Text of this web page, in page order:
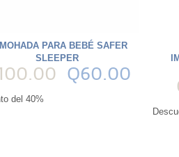
PARA BEBÉ SAFER
SLEEPER
Q60.00
del 40%